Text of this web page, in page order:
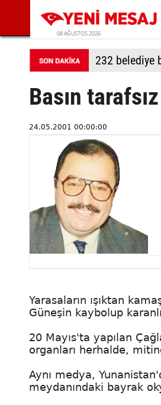
08 AĞUSTOS 2026
232 belediye
Basın
24.05.2001 00:00:00
Yarasaların ışıktan
Güneşin kaybolup
20 Mayıs'ta yapılan
organları herhalde,
Aynı medya,
meydanındaki bayrak